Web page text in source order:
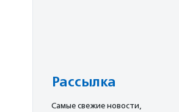
Рассылка
Cамые свежие новости,